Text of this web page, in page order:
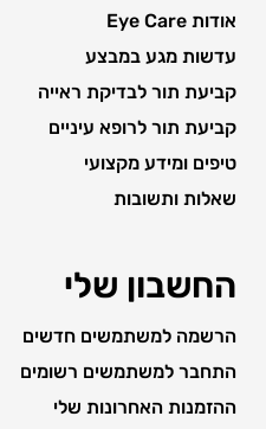
אודות Eye Care
עדשות מגע במבצע
קביעת תור לבדיקת ראייה
קביעת תור לרופא עיניים
טיפים ומידע מקצועי
שאלות ותשובות
החשבון שלי
הרשמה למשתמשים חדשים
התחבר למשתמשים רשומים
ההזמנות האחרונות שלי